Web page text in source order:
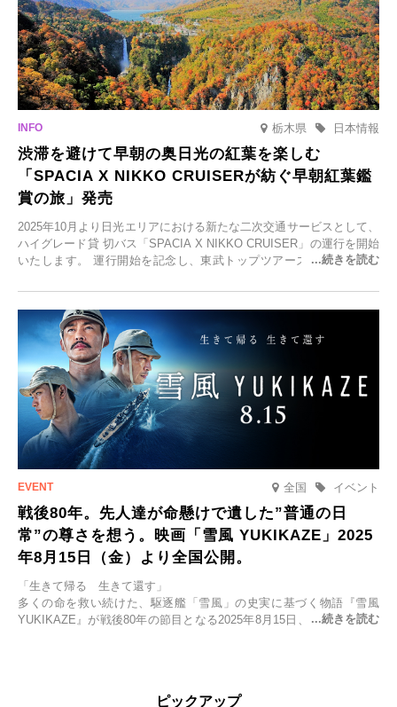
栃木県 日本情報
渋滞を避けて早朝の奥日光の紅葉を楽しむ
「SPACIA X NIKKO CRUISERが紡ぐ早朝紅葉鑑
賞の旅」発売
2025年10月より日光エリアにおける新たな二次交通サービスとして、
ハイグレード貸 切バス「SPACIA X NIKKO CRUISER」の運行を開始
いたします。 運行開始を記念し、東武トップツアーズ株式会社では
2025年9月12日(金)より発売いたします。
全国 イベント
戦後80年。先人達が命懸けで遺した”普通の日
常”の尊さを想う。映画「雪風 YUKIKAZE」2025
年8月15日（金）より全国公開。
「生きて帰る 生きて還す」
多くの命を救い続けた、駆逐艦「雪風」の史実に基づく物語『雪風
YUKIKAZE』が戦後80年の節目となる2025年8月15日、全国公開され
くの仲間の命を救い帰還させ、戦後まで生き抜き「幸運艦」と呼ばれ
ピックアップ